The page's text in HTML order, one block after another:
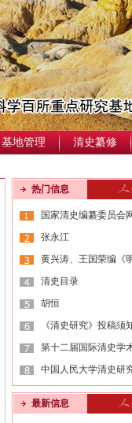
基地管理 清史纂修
热门信息
国家清史编纂委员会
张永江
黄兴涛、王国荣编《
清史目录
胡恒
《清史研究》投稿须
第十二届国际清史学
中国人民大学清史研
最新信息